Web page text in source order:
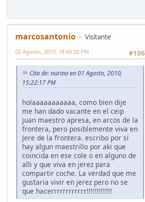
marcosantonio
Visitante
#106
02 Agosto, 2010, 18:43:20 PM
Cita de: nurina en 01 Agosto, 2010,
15:22:17 PM
holaaaaaaaaaaa, como bien dije
me han dado vacante en el ceip
juan maestro apresa, en arcos de la
frontera, pero posiblemente viva en
Jere de la frontera. escribo por si
hay algun maestrillo por aki que
coincida en ese cole o en alguno de
alli y que viva en jerez para
compartir coche. La verdad que me
gustaria vivir en jerez pero no se
que hacerrrrrrrrrrrr!!!!!!!!!!!!!